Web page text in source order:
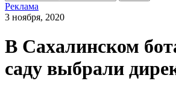
Реклама
3 ноября, 2020
В Сахалинском
саду выбрали